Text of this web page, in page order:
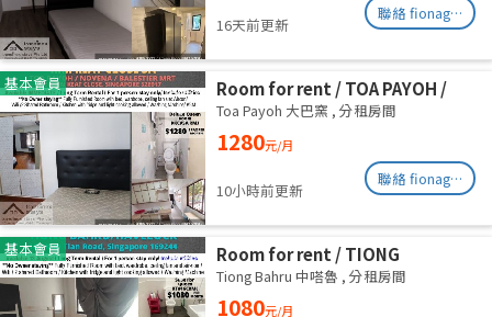
16天前更新
聯絡 fionag@transinex.com.sg
基本會員
Room for rent / TOA PAYOH /
NOVENA / Common room / 1pax
stay / Available immediate
Toa Payoh 大巴窯 , 分租房間
1280元/月
10小時前更新
聯絡 fionag@transinex.com.sg
基本會員
Room for rent / TIONG
BAHRU/HAVELOCK / Common
room / 1pax stay / Available 13
Tiong Bahru 中嗒魯 , 分租房間
1080元/月